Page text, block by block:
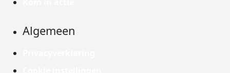
Algemeen